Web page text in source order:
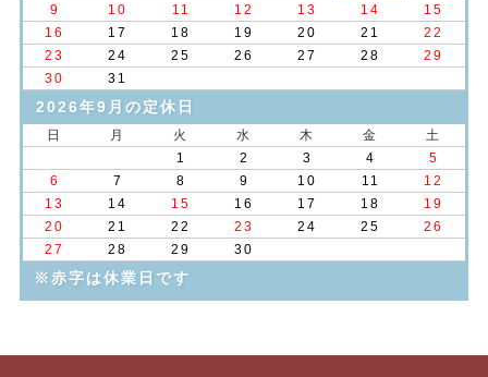
9
10 11 12 13 14
15
16
17 18 19 20 21
22
23
24 25 26 27 28
29
30
31
2026年9月の定休日
日 月 火 水 木 金
土
1
2 3 4
5
6
7 8 9 10 11
12
13
14 15 16 17 18
19
20
21 22 23 24 25
26
27
28 29 30
※赤字は休業日です